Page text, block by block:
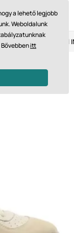
szállítás 61 475 Ft-tól
a lehető legjobb
Weboldalunk
itt